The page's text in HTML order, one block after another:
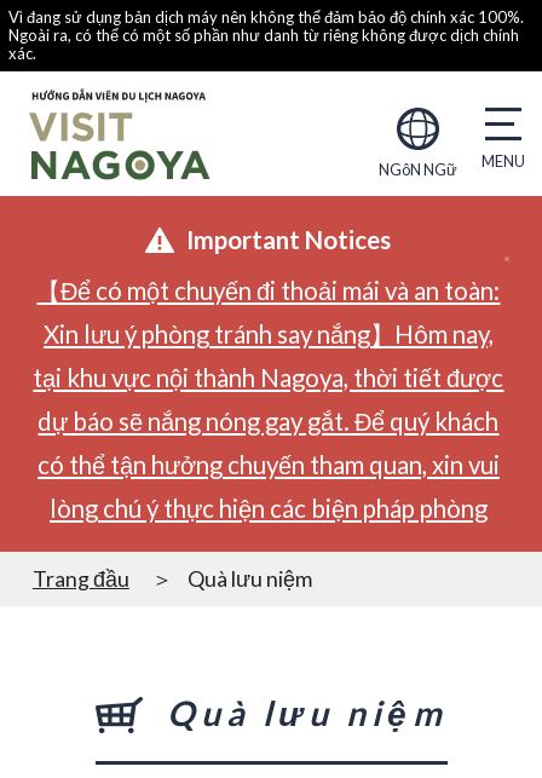
Vì đang sử dụng bản dịch máy nên không thể đảm bảo độ chính xác 100%.
Ngoài ra, có thể có một số phần như danh từ riêng không được dịch chính
xác.
NGôN NGữ
Important Notices
【Để có một chuyến đi thoải mái và an toàn:
Xin lưu ý phòng tránh say nắng】Hôm nay,
tại khu vực nội thành Nagoya, thời tiết được
dự báo sẽ nắng nóng gay gắt. Để quý khách
có thể tận hưởng chuyến tham quan, xin vui
lòng chú ý thực hiện các biện pháp phòng
Trang đầu Quà lưu niệm
Quà lưu niệm